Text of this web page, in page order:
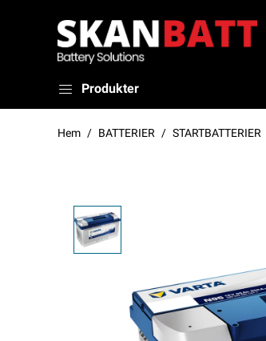
Produkter
Hem BATTERIER STARTBATTERIER